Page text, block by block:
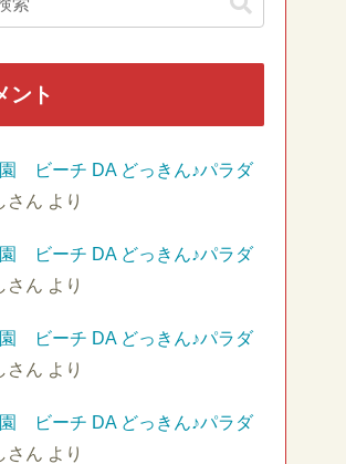
ント
ビーチ DA どっきん♪パラダ
さん より
ビーチ DA どっきん♪パラダ
さん より
ビーチ DA どっきん♪パラダ
さん より
ビーチ DA どっきん♪パラダ
さん より